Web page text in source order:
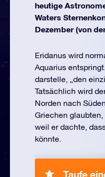
heutige
Waters
Dezember (von
Eridanus wird
Aquarius
darstelle, „den
Tatsächlich wird
Norden nach
Griechen glaubten,
weil er dachte,
könnte.
Taufe